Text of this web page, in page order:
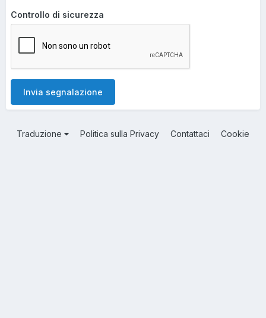
Controllo di sicurezza
Invia segnalazione
Traduzione Politica sulla Privacy Contattaci Cookie